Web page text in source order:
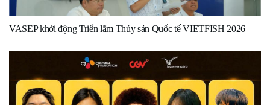
VASEP khởi động Triển lãm Thủy sản Quốc tế VIETFISH 2026